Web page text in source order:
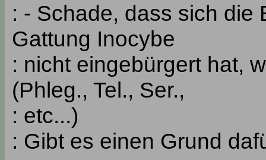
: - Schade, dass sich die
Gattung Inocybe
: nicht eingebürgert hat,
(Phleg., Tel., Ser.,
: etc...)
: Gibt es einen Grund